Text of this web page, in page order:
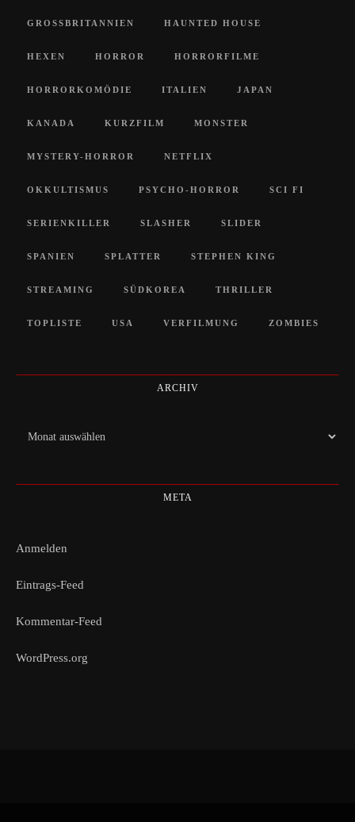
GROSSBRITANNIEN HAUNTED HOUSE
HEXEN HORROR HORRORFILME
HORRORKOMÖDIE ITALIEN JAPAN
KANADA KURZFILM MONSTER
MYSTERY-HORROR NETFLIX
OKKULTISMUS PSYCHO-HORROR SCI FI
SERIENKILLER SLASHER SLIDER
SPANIEN SPLATTER STEPHEN KING
STREAMING SÜDKOREA THRILLER
TOPLISTE USA VERFILMUNG ZOMBIES
ARCHIV
Archiv
META
Anmelden
Eintrags-Feed
Kommentar-Feed
WordPress.org